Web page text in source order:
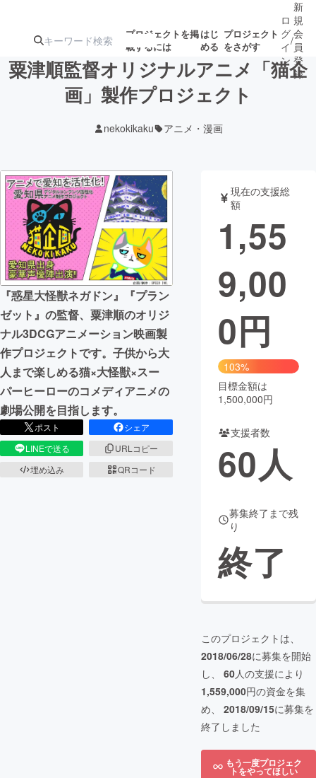
プロジェクトを掲
載するには
はじ
める
プロジェクト
をさがす
ジェクト
ロジェクト
アート・写真 音楽
テクノロジー・ガジェット ゲーム・サ
映像・映画
ビジネス・起業
まちづくり・地域活性化
CAMPFIRE for Social Good
CAMPFIRE Creation
CAMPFIREふるさと納税
コミュニティ
ロ
グ
イ
ン
/
新
規
会
員
登
録
粟津順監督オリジナルアニメ「猫企
画」製作プロジェクト
nekokikaku アニメ・漫画
『惑星大怪獣ネガドン』『プラン
ゼット』の監督、粟津順のオリジ
ナル3DCGアニメーション映画製
作プロジェクトです。子供から大
人まで楽しめる猫×大怪獣×スー
パーヒーローのコメディアニメの
劇場公開を目指します。
ポスト
シェア
LINEで送る
URLコピー
埋め込み
QRコード
現在の支援総
額
1,55
9,00
0円
103%
目標金額は
1,500,000円
支援者数
60人
募集終了まで残
り
終了
このプロジェクトは、
2018/06/28に募集を開始
し、 60人の支援により
1,559,000円の資金を集
め、 2018/09/15に募集を
終了しました
もう一度プロジェク
トをやってほしい